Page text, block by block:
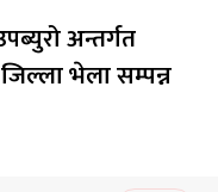
अन्तर्गत
भेला सम्पन्न